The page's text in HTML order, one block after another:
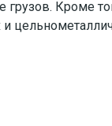
грузов. Кроме